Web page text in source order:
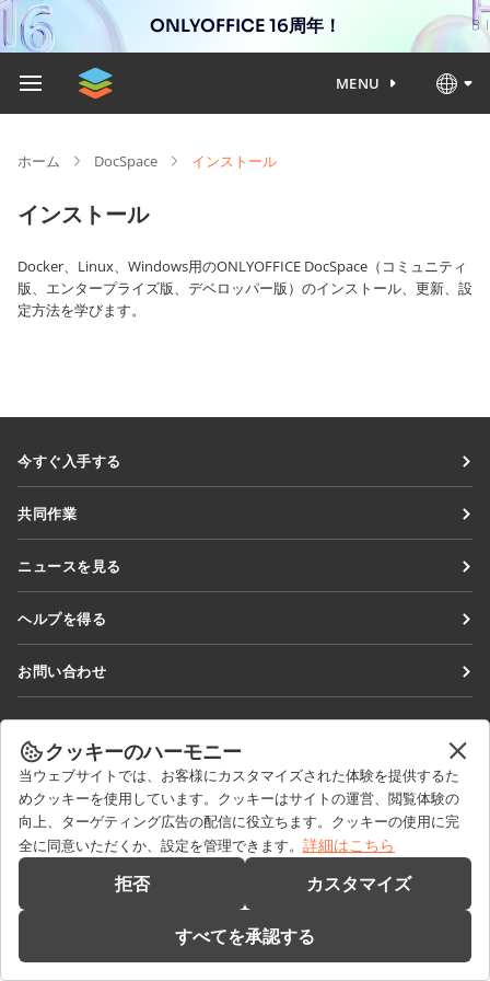
ONLYOFFICE 16周年！
MENU
ホーム DocSpace インストール
インストール
Docker、Linux、Windows用のONLYOFFICE DocSpace（コミュニティ
版、エンタープライズ版、デベロッパー版）のインストール、更新、設
定方法を学びます。
今すぐ入手する
Workspace
コネクター
デスクトップアプリ
モバイルアプリ
共同作業
インフルエンサー向け
求人情報
ニュースを見る
ヘルプを得る
ホワイトペーパー
サポートお問い合わせフォーム
デモを依頼する
お問い合わせ
パートナーシップに関するお問い合わせ
メディアに関するお問い合わせpress@onlyoffice.com
折り返し電話のリクエスト
onlyoffice.com
© Ascensio System SIA 2026. All rights reserved
クッキーのハーモニー
当ウェブサイトでは、お客様にカスタマイズされた体験を提供するた
めクッキーを使用しています。クッキーはサイトの運営、閲覧体験の
向上、ターゲティング広告の配信に役立ちます。クッキーの使用に完
全に同意いただくか、設定を管理できます。 詳細はこちら
拒否 カスタマイズ
すべてを承認する